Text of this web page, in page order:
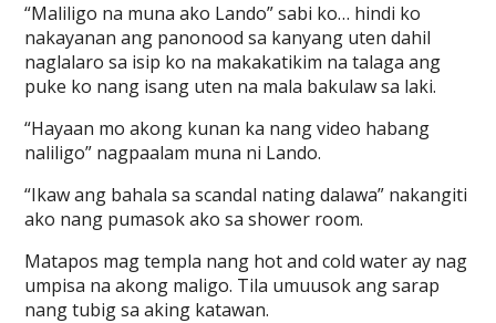
“Maliligo na muna ako Lando” sabi ko… hindi ko
nakayanan ang panonood sa kanyang uten dahil
naglalaro sa isip ko na makakatikim na talaga ang
puke ko nang isang uten na mala bakulaw sa laki.
“Hayaan mo akong kunan ka nang video habang
naliligo” nagpaalam muna ni Lando.
“Ikaw ang bahala sa scandal nating dalawa” nakangiti
ako nang pumasok ako sa shower room.
Matapos mag templa nang hot and cold water ay nag
umpisa na akong maligo. Tila umuusok ang sarap
nang tubig sa aking katawan.